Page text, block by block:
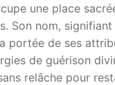
une place
Son nom, signifiant
portée de ses
de guérison
relâche pour